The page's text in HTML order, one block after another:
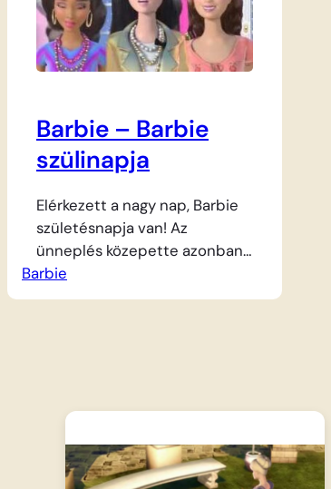
Barbie – Barbie
szülinapja
Elérkezett a nagy nap, Barbie
születésnapja van! Az
ünneplés közepette azonban
Skipper, Stacie és Chelsea
rádöbbennek egy kínos
elszánt nyomozásba kezdenek
Barbie titokzatos életkorát,
Ken pánikba esik. Élete
Barbie